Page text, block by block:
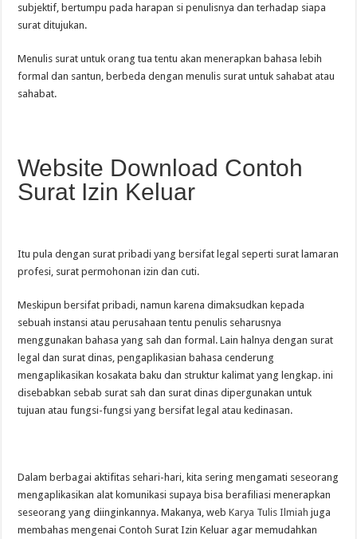
subjektif, bertumpu pada harapan si penulisnya dan terhadap siapa
surat ditujukan.
Menulis surat untuk orang tua tentu akan menerapkan bahasa lebih
formal dan santun, berbeda dengan menulis surat untuk sahabat atau
sahabat.
Website Download Contoh
Surat Izin Keluar
Itu pula dengan surat pribadi yang bersifat legal seperti surat lamaran
profesi, surat permohonan izin dan cuti.
Meskipun bersifat pribadi, namun karena dimaksudkan kepada
sebuah instansi atau perusahaan tentu penulis seharusnya
menggunakan bahasa yang sah dan formal. Lain halnya dengan surat
legal dan surat dinas, pengaplikasian bahasa cenderung
mengaplikasikan kosakata baku dan struktur kalimat yang lengkap. ini
disebabkan sebab surat sah dan surat dinas dipergunakan untuk
tujuan atau fungsi-fungsi yang bersifat legal atau kedinasan.
Dalam berbagai aktifitas sehari-hari, kita sering mengamati seseorang
mengaplikasikan alat komunikasi supaya bisa berafiliasi menerapkan
seseorang yang diinginkannya. Makanya, webKarya Tulis Ilmiah juga
membahas mengenaiContoh Surat Izin Keluar agar memudahkan